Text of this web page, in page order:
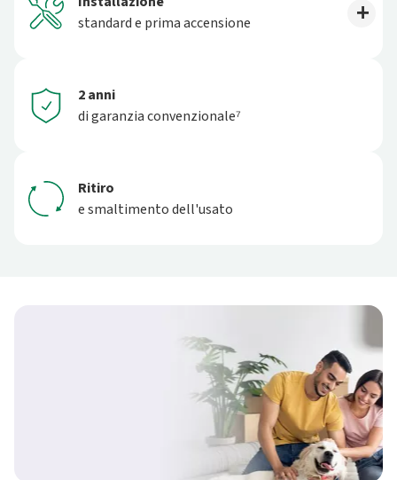
standard e prima accensione
2 anni
di garanzia convenzionale⁷
Ritiro
e smaltimento dell'usato